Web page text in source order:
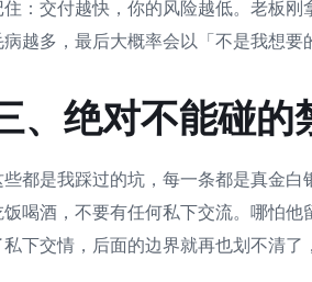
住：交付越快，你的风险越低。老板
越多，最后大概率会以「不是我想要
、绝对不能碰的
些都是我踩过的坑，每一条都是真金
饭喝酒，不要有任何私下交流。哪怕
下交情，后面的边界就再也划不清了